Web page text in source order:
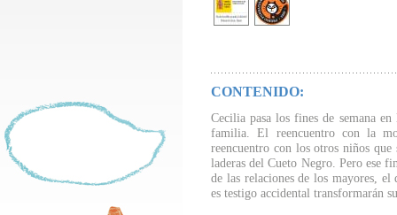
CONTENIDO:
Cecilia pasa los fines de semana
familia. El reencuentro con la
reencuentro con los otros niños
laderas del Cueto Negro. Pero ese
de las relaciones de los mayores,
es testigo accidental transformarán